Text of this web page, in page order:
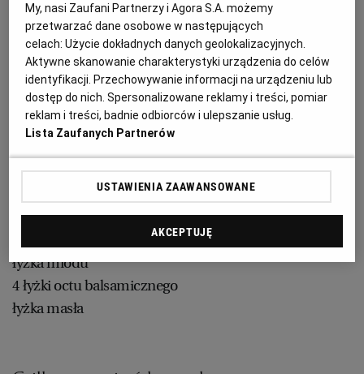
OLSZTYN
OPOLE
PŁOCK
POZNAŃ
RADOM
RYBNIK
DZIECKO
ZDROWIE
POGODA
PODRÓŻE
WIDEO
FORUM
2 piersi kurczaka
sok z 1/2 cytryny
łyżka oliwy
2 łyżki majeranku
sól, pieprz
300 g śliwek, najlepiej węgierek
2 łyżki cukru trzcinowego
szczypta mielonej papryki chili
lub świeża papryczka chili
łyżka miodu
4 łyżki octu balsamicznego
łyżka masła
My, nasi Zaufani Partnerzy i Agora S.A. możemy
przetwarzać dane osobowe w następujących
celach:Użycie dokładnych danych geolokalizacyjnych.
Aktywne skanowanie charakterystyki urządzenia do celów
identyfikacji. Przechowywanie informacji na urządzeniu lub
dostęp do nich. Spersonalizowane reklamy i treści, pomiar
reklam i treści, badnie odbiorców i ulepszanie usług.
Lista Zaufanych Partnerów
USTAWIENIA ZAAWANSOWANE
AKCEPTUJĘ